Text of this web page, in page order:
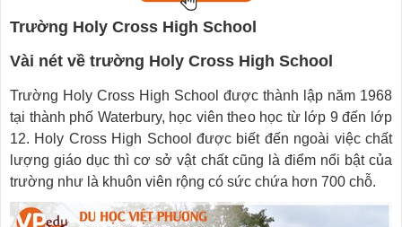
Trường Holy Cross High School
Vài nét về trường Holy Cross High School
Trường Holy Cross High School được thành lập năm 1968
tại thành phố Waterbury, học viên theo học từ lớp 9 đến lớp
12. Holy Cross High School được biết đến ngoài việc chất
lượng giáo dục thì cơ sở vật chất cũng là điểm nổi bật của
trường như là khuôn viên rộng có sức chứa hơn 700 chỗ.